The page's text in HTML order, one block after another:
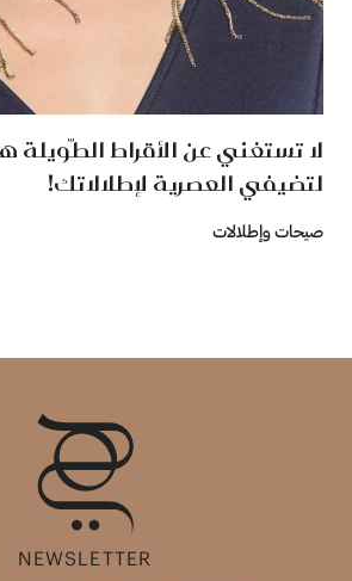
لا تستغني عن الأقراط الطّويلة
لتضيفي العصرية لإطلالاتك!
صيحات وإطلالات
NEWSLETTER